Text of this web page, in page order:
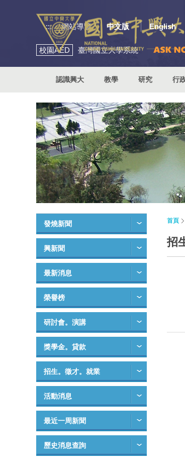
::: 網站導覽 中文版 English
校園AED 臺灣國立大學系統
認識興大 教學 研究 行
發燒新聞
興新聞
最新消息
榮譽榜
研討會。演講
獎學金。貸款
招生。徵才。就業
活動消息
最近一周新聞
歷史消息查詢
首頁
招